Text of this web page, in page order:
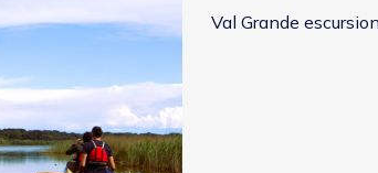
Val Grande